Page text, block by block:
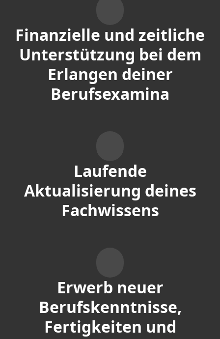
Finanzielle und zeitliche
Unterstützung bei dem
Erlangen deiner
Berufsexamina
Laufende
Aktualisierung deines
Fachwissens
Erwerb neuer
Berufskenntnisse,
Fertigkeiten und